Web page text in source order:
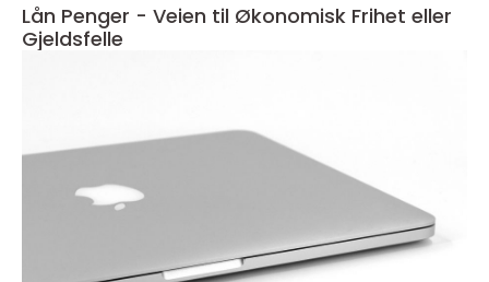
Lån Penger - Veien til Økonomisk Frihet eller
Gjeldsfelle